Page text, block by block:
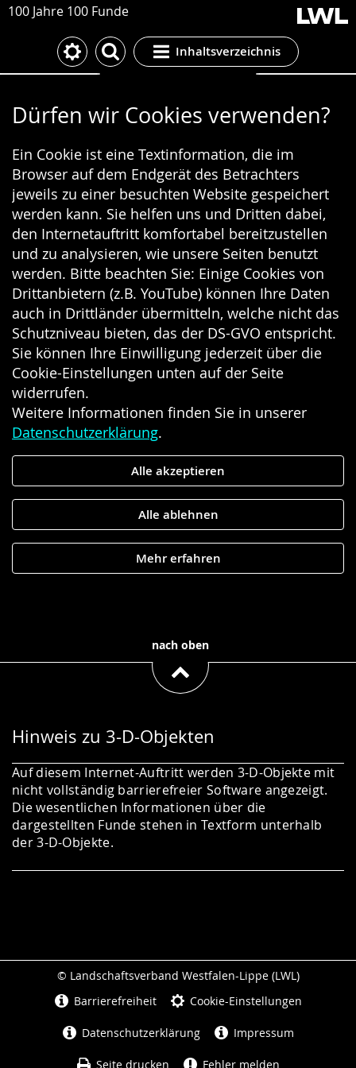
100 Jahre 100 Funde
Inhaltsverzeichnis
Cookie-Einstellungen
Dürfen wir Cookies verwenden?
Ein Cookie ist eine Textinformation, die im
Browser auf dem Endgerät des Betrachters
jeweils zu einer besuchten Website gespeichert
werden kann. Sie helfen uns und Dritten dabei,
den Internetauftritt komfortabel bereitzustellen
und zu analysieren, wie unsere Seiten benutzt
werden. Bitte beachten Sie: Einige Cookies von
Drittanbietern (z.B. YouTube) können Ihre Daten
auch in Drittländer übermitteln, welche nicht das
Schutzniveau bieten, das der DS-GVO entspricht.
Sie können Ihre Einwilligung jederzeit über die
Cookie-Einstellungen unten auf der Seite
widerrufen.
Weitere Informationen finden Sie in unserer
Datenschutzerklärung.
Alle akzeptieren
Alle ablehnen
Mehr erfahren
nach oben
Hinweis zu 3-D-Objekten
Auf diesem Internet-Auftritt werden 3-D-Objekte mit
nicht vollständig barrierefreier Software angezeigt.
Die wesentlichen Informationen über die
dargestellten Funde stehen in Textform unterhalb
der 3-D-Objekte.
© Landschaftsverband Westfalen-Lippe (LWL)
Barrierefreiheit Cookie-Einstellungen
Datenschutzerklärung Impressum
Seite drucken Fehler melden